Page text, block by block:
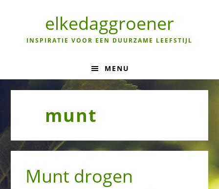
navigation
elkedaggroener
INSPIRATIE VOOR EEN DUURZAME LEEFSTIJL
MENU
munt
Munt drogen